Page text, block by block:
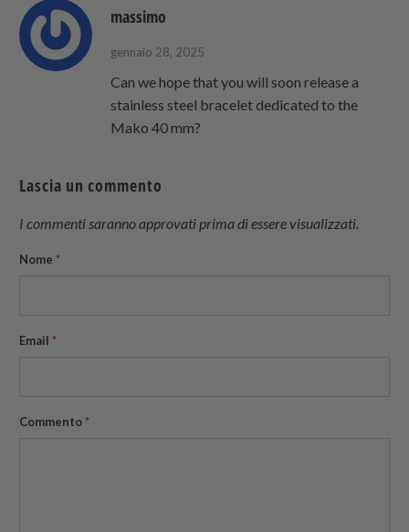
massimo
gennaio 28, 2025
Can we hope that you will soon release a
stainless steel bracelet dedicated to the
Mako 40 mm?
Lascia un commento
I commenti saranno approvati prima di essere visualizzati.
Nome *
Email *
Commento *